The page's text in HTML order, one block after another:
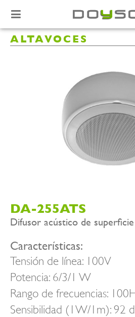
ALTAVOCES
DA-255ATS
Difusor acústico de
Características:
Tensión de línea: 100V
Potencia: 6/3/1 W
Rango de frecuencias:
Sensibilidad (1W/1m): 92